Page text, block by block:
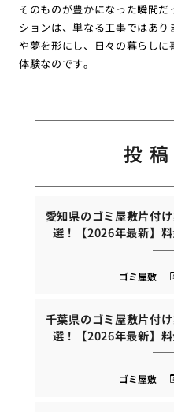
そのものが豊かになった瞬間
ションは、単なる工事ではあ
や夢を形にし、日々の暮らし
体験なのです。
投
愛知県のゴミ屋敷片付
選！【2026年最新】
ゴミ屋敷
千葉県のゴミ屋敷片付
選！【2026年最新】
ゴミ屋敷